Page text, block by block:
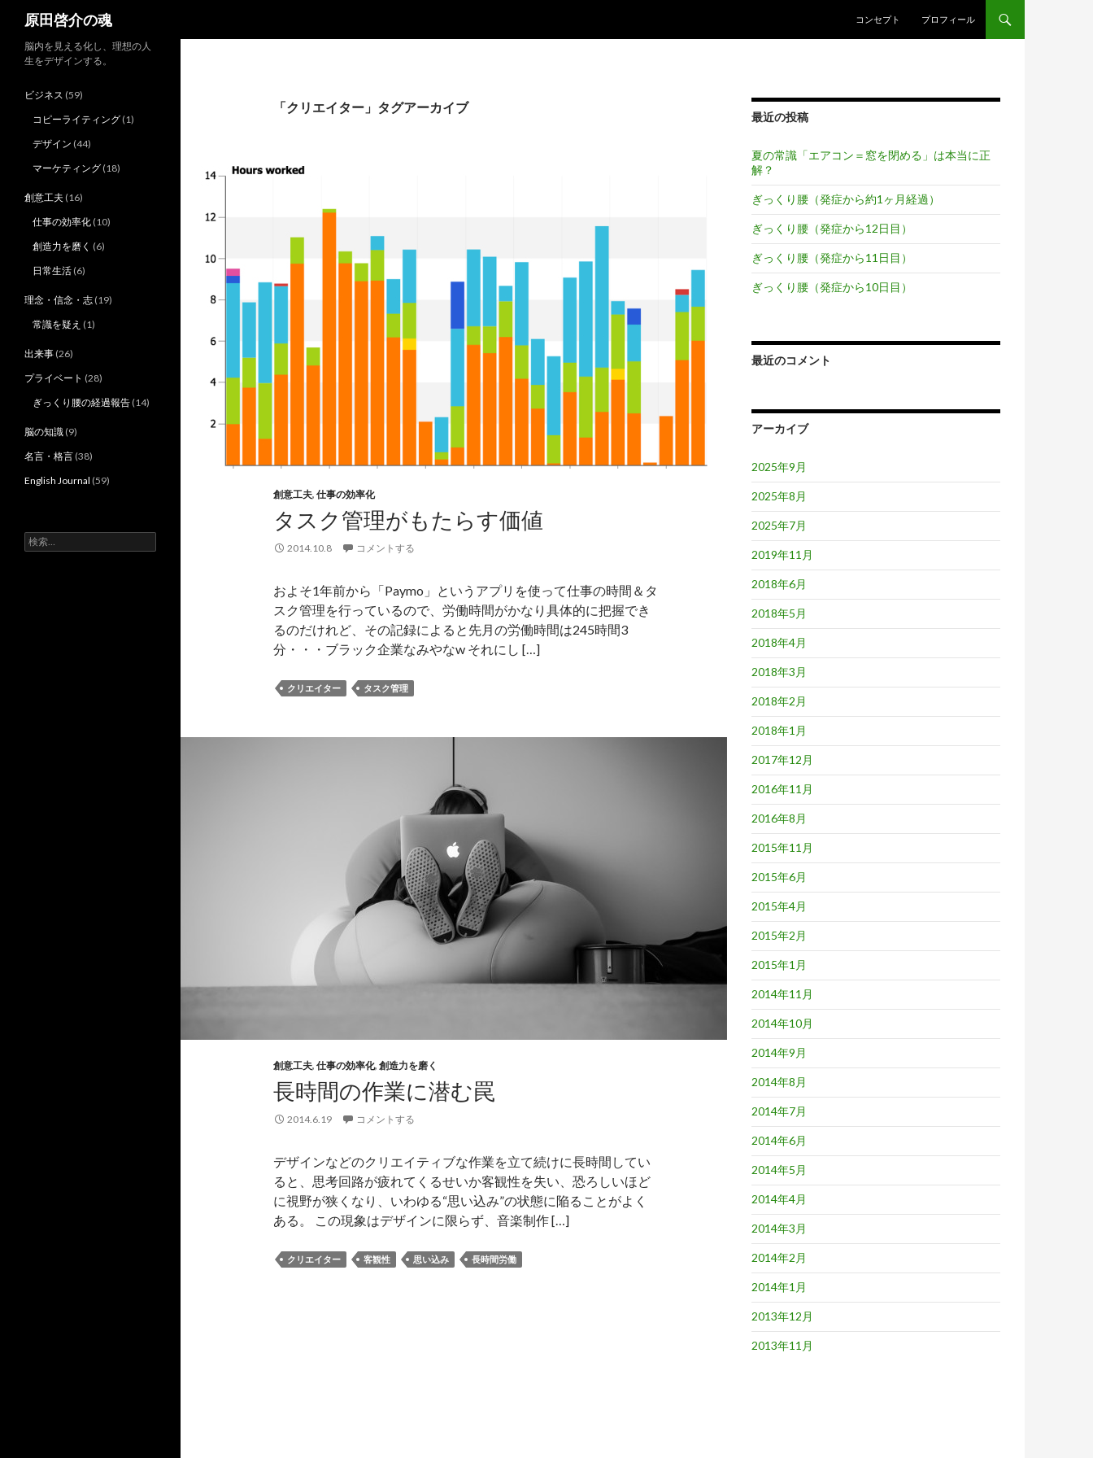
原田啓介の魂
コンセプト
プロフィール
「クリエイター」タグアーカイブ
創意工夫, 仕事の効率化
タスク管理がもたらす価値
2014.10.8 コメントする
およそ1年前から「Paymo」というアプリを使って仕事の時間＆タ
スク管理を行っているので、労働時間がかなり具体的に把握でき
るのだけれど、その記録によると先月の労働時間は245時間3
分・・・ブラック企業なみやなw それにし […]
クリエイター タスク管理
創意工夫, 仕事の効率化, 創造力を磨く
長時間の作業に潜む罠
2014.6.19 コメントする
デザインなどのクリエイティブな作業を立て続けに長時間してい
ると、思考回路が疲れてくるせいか客観性を失い、恐ろしいほど
に視野が狭くなり、いわゆる“思い込み”の状態に陥ることがよく
ある。 この現象はデザインに限らず、音楽制作 […]
クリエイター 客観性 思い込み 長時間労働
最近の投稿
夏の常識「エアコン＝窓を閉める」は本当に正
解？
ぎっくり腰（発症から約1ヶ月経過）
ぎっくり腰（発症から12日目）
ぎっくり腰（発症から11日目）
ぎっくり腰（発症から10日目）
最近のコメント
アーカイブ
2025年9月
2025年8月
2025年7月
2019年11月
2018年6月
2018年5月
2018年4月
2018年3月
2018年2月
2018年1月
2017年12月
2016年11月
2016年8月
2015年11月
2015年6月
2015年4月
2015年2月
2015年1月
2014年11月
2014年10月
2014年9月
2014年8月
2014年7月
2014年6月
2014年5月
2014年4月
2014年3月
2014年2月
2014年1月
2013年12月
2013年11月
脳内を見える化し、理想の人
生をデザインする。
ビジネス (59)
コピーライティング (1)
デザイン (44)
マーケティング (18)
創意工夫 (16)
仕事の効率化 (10)
創造力を磨く (6)
日常生活 (6)
理念・信念・志 (19)
常識を疑え (1)
出来事 (26)
プライベート (28)
ぎっくり腰の経過報告 (14)
脳の知識 (9)
名言・格言 (38)
English Journal (59)
検
索: